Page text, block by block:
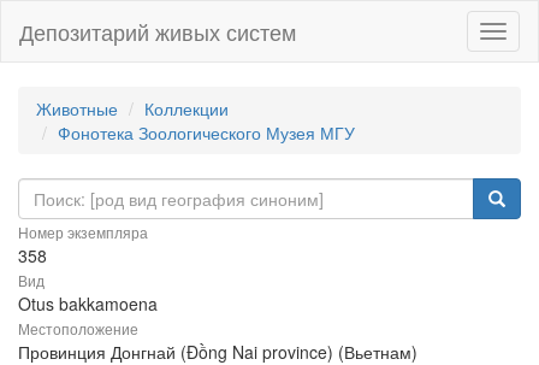
Депозитарий живых систем
Животные
Коллекции
Фонотека Зоологического Музея МГУ
Номер экземпляра
358
Вид
Otus bakkamoena
Местоположение
Провинция Донгнай (Đồng Nai province) (Вьетнам)